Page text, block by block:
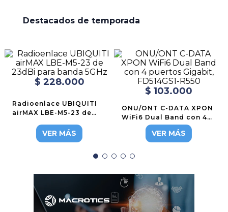
Destacados de temporada
$ 228.000
Radioenlace UBIQUITI
airMAX LBE-M5-23 de
VER MÁS
$ 103.000
ONU/ONT C-DATA XPON
WiFi6 Dual Band con 4
puertos Gigabit,
FD514GS1-R550
VER MÁS